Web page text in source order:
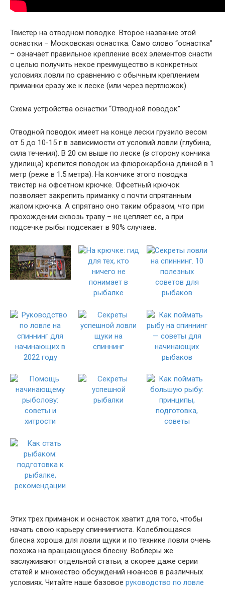
Твистер на отводном поводке. Второе название этой
оснастки – Московская оснастка. Само слово “оснастка”
– означает правильное крепление всех элементов снасти
с целью получить некое преимущество в конкретных
условиях ловли по сравнению с обычным креплением
приманки сразу же к леске (или через вертлюжок).
Схема устройства оснастки “Отводной поводок”
Отводной поводок имеет на конце лески грузило весом
от 5 до 10-15 г в зависимости от условий ловли (глубина,
сила течения). В 20 см выше по леске (в сторону кончика
удилища) крепится поводок из флюрокарбона длиной в 1
метр (реже в 1.5 метра). На кончике этого поводка
твистер на офсетном крючке. Офсетный крючок
позволяет закрепить приманку с почти спрятанным
жалом крючка. А спрятано оно таким образом, что при
прохождении сквозь траву – не цепляет ее, а при
подсечке рыбы подсекает в 90% случаев.
Этих трех приманок и оснасток хватит для того, чтобы
начать свою карьеру спиннингиста. Колеблющаяся
блесна хороша для ловли щуки и по технике ловли очень
похожа на вращающуюся блесну. Воблеры же
заслуживают отдельной статьи, а скорее даже серии
статей и множество обсуждений нюансов в различных
условиях. Читайте наше базовое руководство по ловле